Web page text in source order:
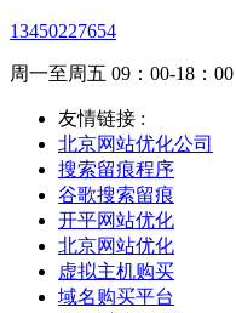
13450227654
周一至周五 09：00-18：00
友情链接 :
北京网站优化公司
搜索留痕程序
谷歌搜索留痕
开平网站优化
北京网站优化
虚拟主机购买
域名购买平台